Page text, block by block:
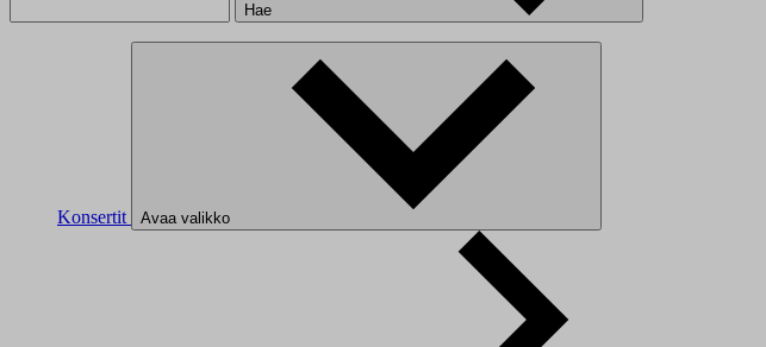
Hae
Konsertit Avaa valikko